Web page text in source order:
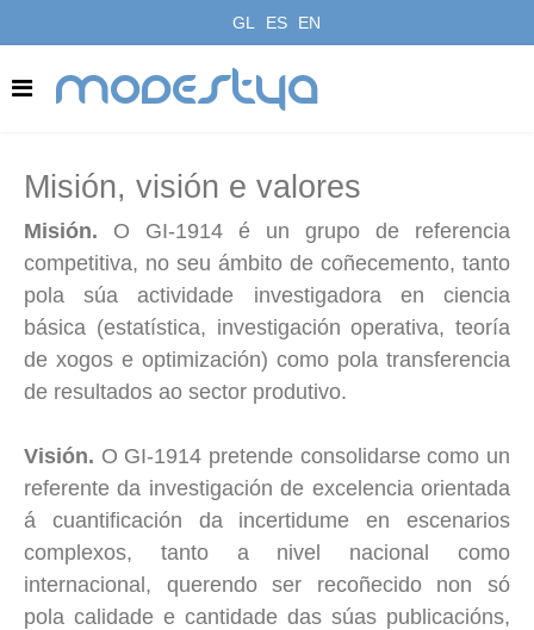
GL ES EN
modestya
Misión, visión e valores
Misión. O GI-1914 é un grupo de referencia
competitiva, no seu ámbito de coñecemento, tanto
pola súa actividade investigadora en ciencia
básica (estatística, investigación operativa, teoría
de xogos e optimización) como pola transferencia
de resultados ao sector produtivo.
Visión. O GI-1914 pretende consolidarse como un
referente da investigación de excelencia orientada
á cuantificación da incertidume en escenarios
complexos, tanto a nivel nacional como
internacional, querendo ser recoñecido non só
pola calidade e cantidade das súas publicacións,